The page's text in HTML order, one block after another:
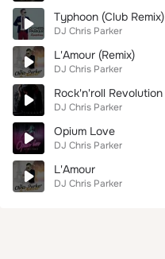
Typhoon (Club Remix)
DJ Chris Parker
L'Amour (Remix)
DJ Chris Parker
Rock'n'roll
DJ Chris Parker
Opium Love
DJ Chris Parker
L'Amour
DJ Chris Parker